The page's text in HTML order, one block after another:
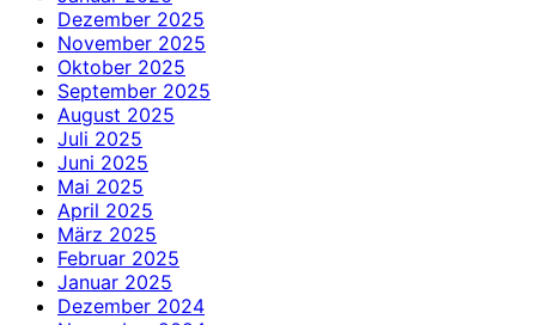
Dezember 2025
November 2025
Oktober 2025
September 2025
August 2025
Juli 2025
Juni 2025
Mai 2025
April 2025
März 2025
Februar 2025
Januar 2025
Dezember 2024